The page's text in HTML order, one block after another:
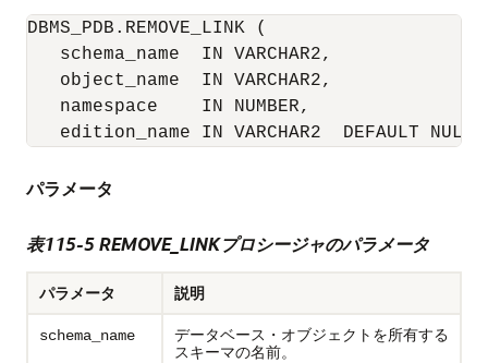
DBMS_PDB.REMOVE_LINK (
   schema_name  IN VARCHAR2,
   object_name  IN VARCHAR2,
   namespace    IN NUMBER,
パラメータ
表115-5REMOVE_LINKプロシージャのパラメータ
パラメータ 説明
schema_name
データベース・オブジェクトを所有する
スキーマの名前。